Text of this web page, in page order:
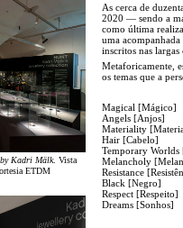
Kadri Mälk. Vista
ETDM
As cerca de
2020 — sendo a
como última
uma acompanhada
inscritos nas
Metaforicamente,
os temas que a
Magical [Mágico]
Angels [Anjos]
Materiality
Hair [Cabelo]
Temporary
Melancholy
Resistance
Black [Negro]
Respect [Respeito]
Dreams [Sonhos]